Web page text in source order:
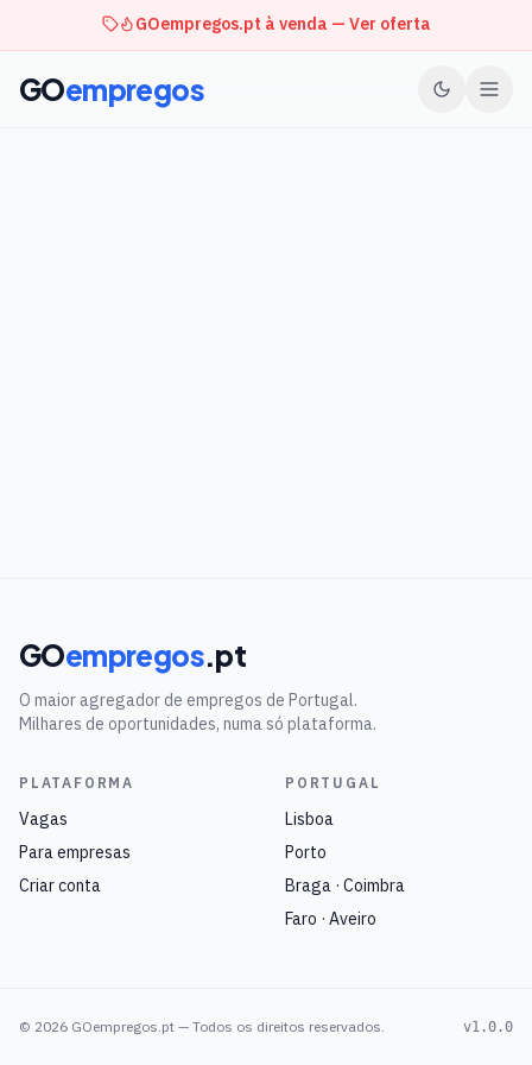
GOempregos.pt à venda — Ver oferta
GOempregos
GOempregos.pt
O maior agregador de empregos de Portugal.
Milhares de oportunidades, numa só plataforma.
PLATAFORMA
Vagas
Para empresas
Criar conta
PORTUGAL
Lisboa
Porto
Braga · Coimbra
Faro · Aveiro
© 2026 GOempregos.pt — Todos os direitos reservados. v1.0.0